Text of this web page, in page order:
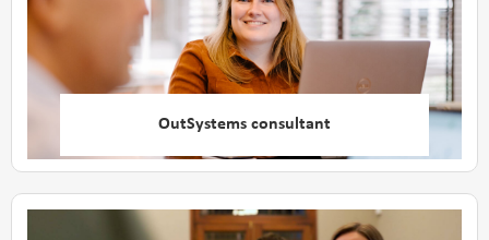
OutSystems consultant